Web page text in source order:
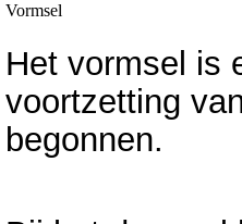
Vormsel
Het vormsel is
voortzetting
begonnen.